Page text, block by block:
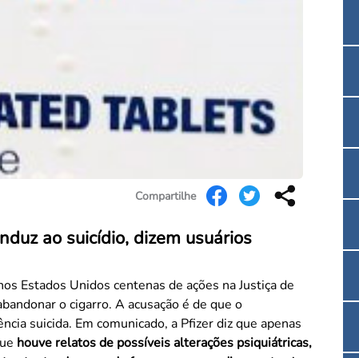
Compartilhe
ao suicídio, dizem usuários
Estados Unidos centenas de ações na Justiça de
o cigarro. A acusação é de que o
suicida. Em comunicado, a Pfizer diz que apenas
houve relatos de possíveis alterações psiquiátricas,